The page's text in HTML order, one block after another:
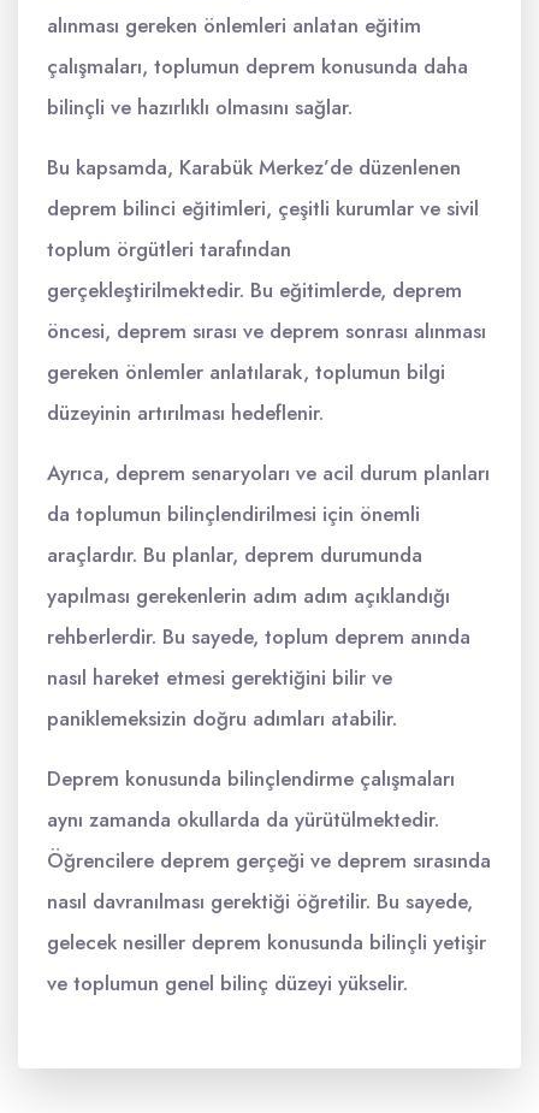
alınması gereken önlemleri anlatan eğitim
çalışmaları, toplumun deprem konusunda daha
bilinçli ve hazırlıklı olmasını sağlar.
Bu kapsamda, Karabük Merkez’de düzenlenen
deprem bilinci eğitimleri, çeşitli kurumlar ve sivil
toplum örgütleri tarafından
gerçekleştirilmektedir. Bu eğitimlerde, deprem
öncesi, deprem sırası ve deprem sonrası alınması
gereken önlemler anlatılarak, toplumun bilgi
düzeyinin artırılması hedeflenir.
Ayrıca, deprem senaryoları ve acil durum planları
da toplumun bilinçlendirilmesi için önemli
araçlardır. Bu planlar, deprem durumunda
yapılması gerekenlerin adım adım açıklandığı
rehberlerdir. Bu sayede, toplum deprem anında
nasıl hareket etmesi gerektiğini bilir ve
paniklemeksizin doğru adımları atabilir.
Deprem konusunda bilinçlendirme çalışmaları
aynı zamanda okullarda da yürütülmektedir.
Öğrencilere deprem gerçeği ve deprem sırasında
nasıl davranılması gerektiği öğretilir. Bu sayede,
gelecek nesiller deprem konusunda bilinçli yetişir
ve toplumun genel bilinç düzeyi yükselir.